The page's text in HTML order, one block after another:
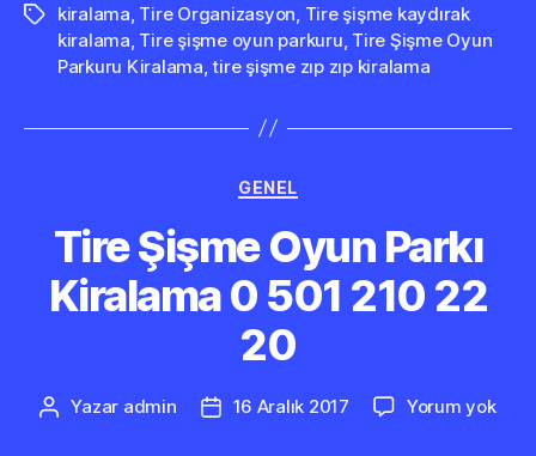
Etiketlerkiralama Tire Organizasyon Tire şişme kaydırak
kiralama Tire şişme oyun parkuru Tire Şişme Oyun
Parkuru Kiralama ,tire şişme zıp zıp kiralama
Kategoriler
GENEL
Tire Şişme Oyun Parkı
Kiralama 0 501 210 22
20
Yazının
Yazar admin
Yazı16 Aralık 2017 Yorum yokTire